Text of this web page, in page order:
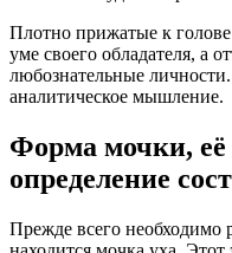
Плотно прижатые к
уме своего обладателя, а
любознательные
аналитическое мышление.
Форма мочки,
определение
Прежде всего необходимо